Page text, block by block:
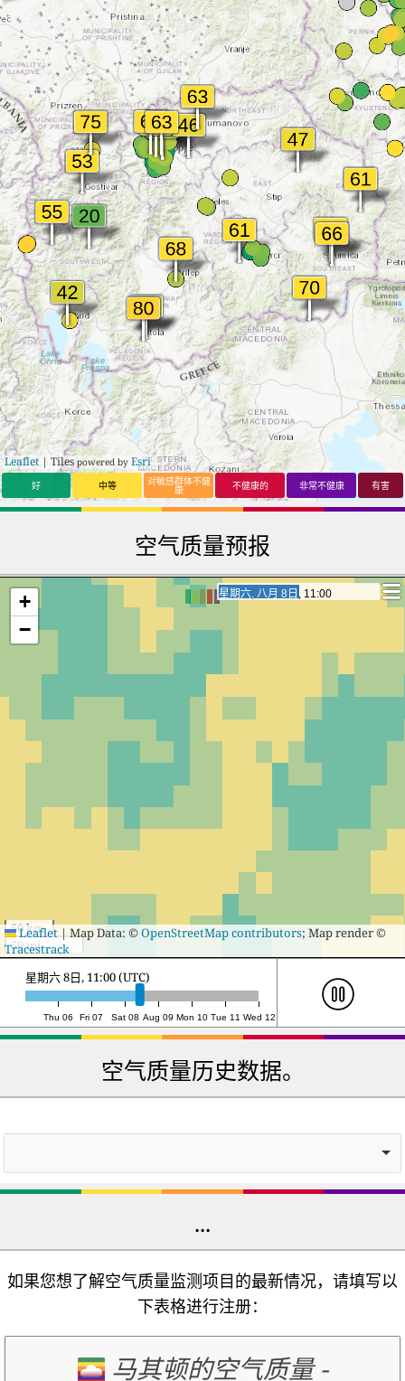
Leaflet | Tilespowered by Esri
好 中等 对敏感群体不健
康 不健康的 非常不健康 有害
空气质量预报
星期日, 八月 9日, 3:00
星期日, 八月 9日, 3:00
+
−
50 km
50 mi
Leaflet|Map Data: ©OpenStreetMap contributors; Map render ©
Tracestrack
Thu 06 Fri 07 Sat 08 Aug 09 Mon 10 Tue 11 Wed 12
星期日 9日, 3:00 (UTC)
空气质量历史数据。
...
如果您想了解空气质量监测项目的最新情况，请填写以
下表格进行注册：
马其顿的空气质量-